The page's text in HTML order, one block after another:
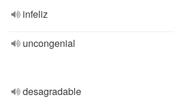
infeliz
uncongenial
desagradable